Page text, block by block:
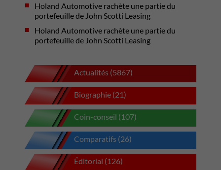
Holand Automotive rachète une partie du
portefeuille de John Scotti Leasing
Holand Automotive rachète une partie du
portefeuille de John Scotti Leasing
Actualités (5867)
Biographie (21)
Coin-conseil (107)
Comparatifs (26)
Éditorial (126)